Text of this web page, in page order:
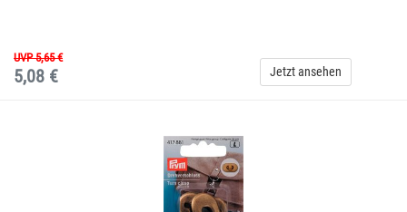
UVP 5,65 €
5,08 € Jetzt ansehen